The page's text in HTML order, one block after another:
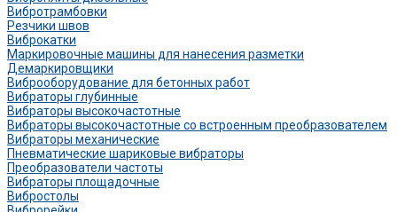
Вибротрамбовки
Резчики швов
Виброкатки
Маркировочные машины для нанесения разметки
Демаркировщики
Виброоборудование для бетонных работ
Вибраторы глубинные
Вибраторы высокочастотные
Вибраторы высокочастотные со встроенным преобразователем
Вибраторы механические
Пневматические шариковые вибраторы
Преобразователи частоты
Вибраторы площадочные
Вибростолы